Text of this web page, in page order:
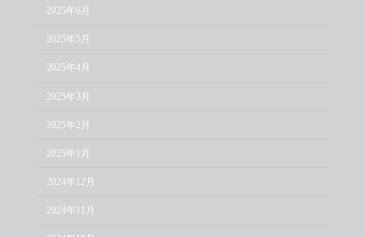
2025年6月
2025年5月
2025年4月
2025年3月
2025年2月
2025年1月
2024年12月
2024年11月